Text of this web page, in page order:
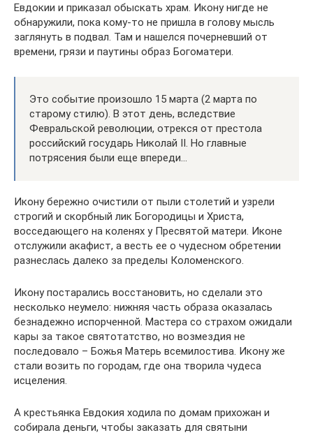
Евдокии и приказал обыскать храм. Икону нигде не
обнаружили, пока кому-то не пришла в голову мысль
заглянуть в подвал. Там и нашелся почерневший от
времени, грязи и паутины образ Богоматери.
Это событие произошло 15 марта (2 марта по
старому стилю). В этот день, вследствие
Февральской революции, отрекся от престола
российский государь Николай II. Но главные
потрясения были еще впереди…
Икону бережно очистили от пыли столетий и узрели
строгий и скорбный лик Богородицы и Христа,
восседающего на коленях у Пресвятой матери. Иконе
отслужили акафист, а весть ее о чудесном обретении
разнеслась далеко за пределы Коломенского.
Икону постарались восстановить, но сделали это
несколько неумело: нижняя часть образа оказалась
безнадежно испорченной. Мастера со страхом ожидали
кары за такое святотатство, но возмездия не
последовало – Божья Матерь всемилостива. Икону же
стали возить по городам, где она творила чудеса
исцеления.
А крестьянка Евдокия ходила по домам прихожан и
собирала деньги, чтобы заказать для святыни